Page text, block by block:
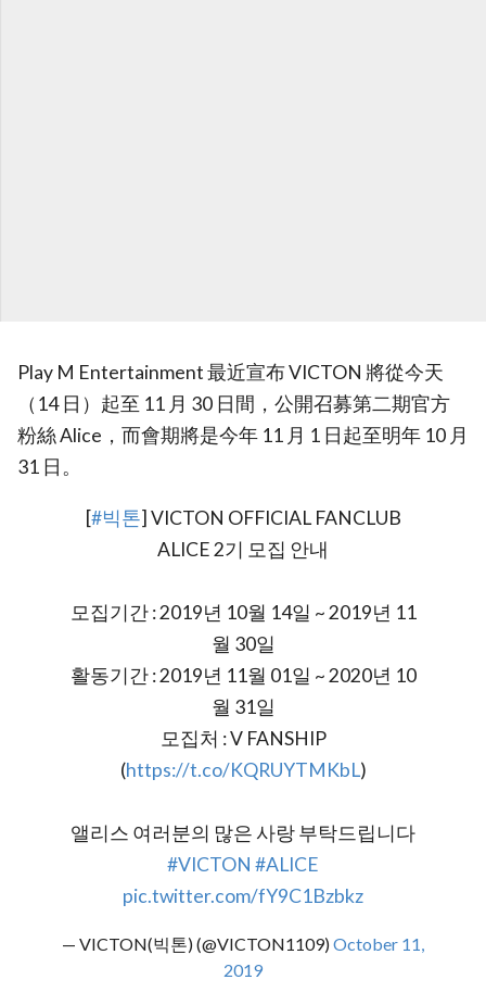
Play M Entertainment 最近宣布 VICTON 將從今天
（14 日）起至 11 月 30 日間，公開召募第二期官方
粉絲 Alice，而會期將是今年 11 月 1 日起至明年 10 月
31 日。
[#빅톤] VICTON OFFICIAL FANCLUB
ALICE 2기 모집 안내
모집기간 : 2019년 10월 14일 ~ 2019년 11
월 30일
활동기간 : 2019년 11월 01일 ~ 2020년 10
월 31일
모집처 : V FANSHIP
(https://t.co/KQRUYTMKbL)
앨리스 여러분의 많은 사랑 부탁드립니다
#VICTON #ALICE
pic.twitter.com/fY9C1Bzbkz
— VICTON(빅톤) (@VICTON1109)October 11,
2019